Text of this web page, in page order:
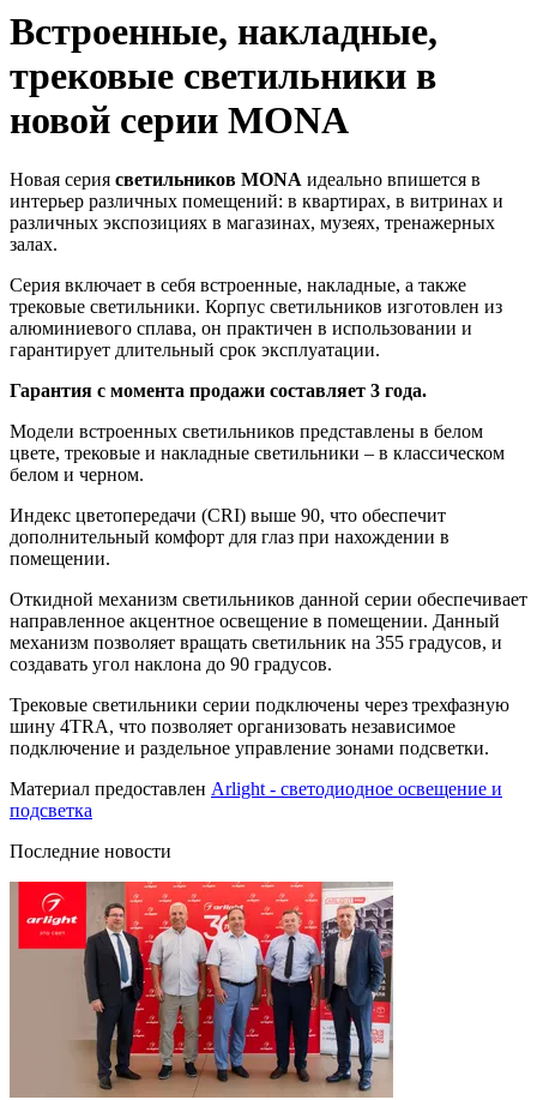
Встроенные, накладные,
трековые светильники в
новой серии MONA
Новая серия светильников MONA идеально впишется в
интерьер различных помещений: в квартирах, в витринах и
различных экспозициях в магазинах, музеях, тренажерных
залах.
Серия включает в себя встроенные, накладные, а также
трековые светильники. Корпус светильников изготовлен из
алюминиевого сплава, он практичен в использовании и
гарантирует длительный срок эксплуатации.
Гарантия с момента продажи составляет 3 года.
Модели встроенных светильников представлены в белом
цвете, трековые и накладные светильники – в классическом
белом и черном.
Индекс цветопередачи (CRI) выше 90, что обеспечит
дополнительный комфорт для глаз при нахождении в
помещении.
Откидной механизм светильников данной серии обеспечивает
направленное акцентное освещение в помещении. Данный
механизм позволяет вращать светильник на 355 градусов, и
создавать угол наклона до 90 градусов.
Трековые светильники серии подключены через трехфазную
шину 4TRA, что позволяет организовать независимое
подключение и раздельное управление зонами подсветки.
Материал предоставлен Arlight - светодиодное освещение и
подсветка
Последние новости